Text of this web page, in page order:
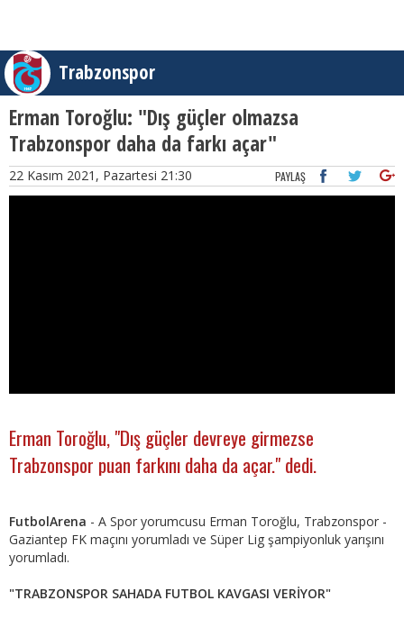
Trabzonspor
Erman Toroğlu: "Dış güçler olmazsa
Trabzonspor daha da farkı açar"
22 Kasım 2021, Pazartesi 21:30 PAYLAŞ
Erman Toroğlu, "Dış güçler devreye girmezse
Trabzonspor puan farkını daha da açar." dedi.
FutbolArena - A Spor yorumcusu Erman Toroğlu, Trabzonspor -
Gaziantep FK maçını yorumladı ve Süper Lig şampiyonluk yarışını
yorumladı.
"TRABZONSPOR SAHADA FUTBOL KAVGASI VERİYOR"